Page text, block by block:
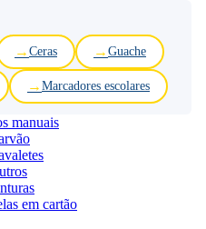
Ceras Guache
Marcadores escolares
manuais
em cartão